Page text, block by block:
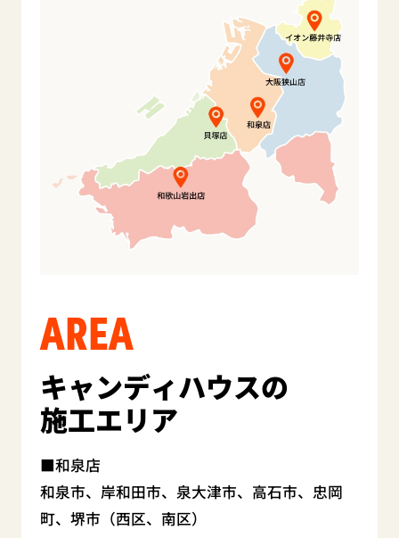
AREA
キャンディハウスの
施工エリア
和泉店
和泉市、岸和田市、泉大津市、高石市、忠岡
町、堺市（西区、南区）